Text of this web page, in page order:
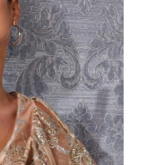
MENÚ
HIJO